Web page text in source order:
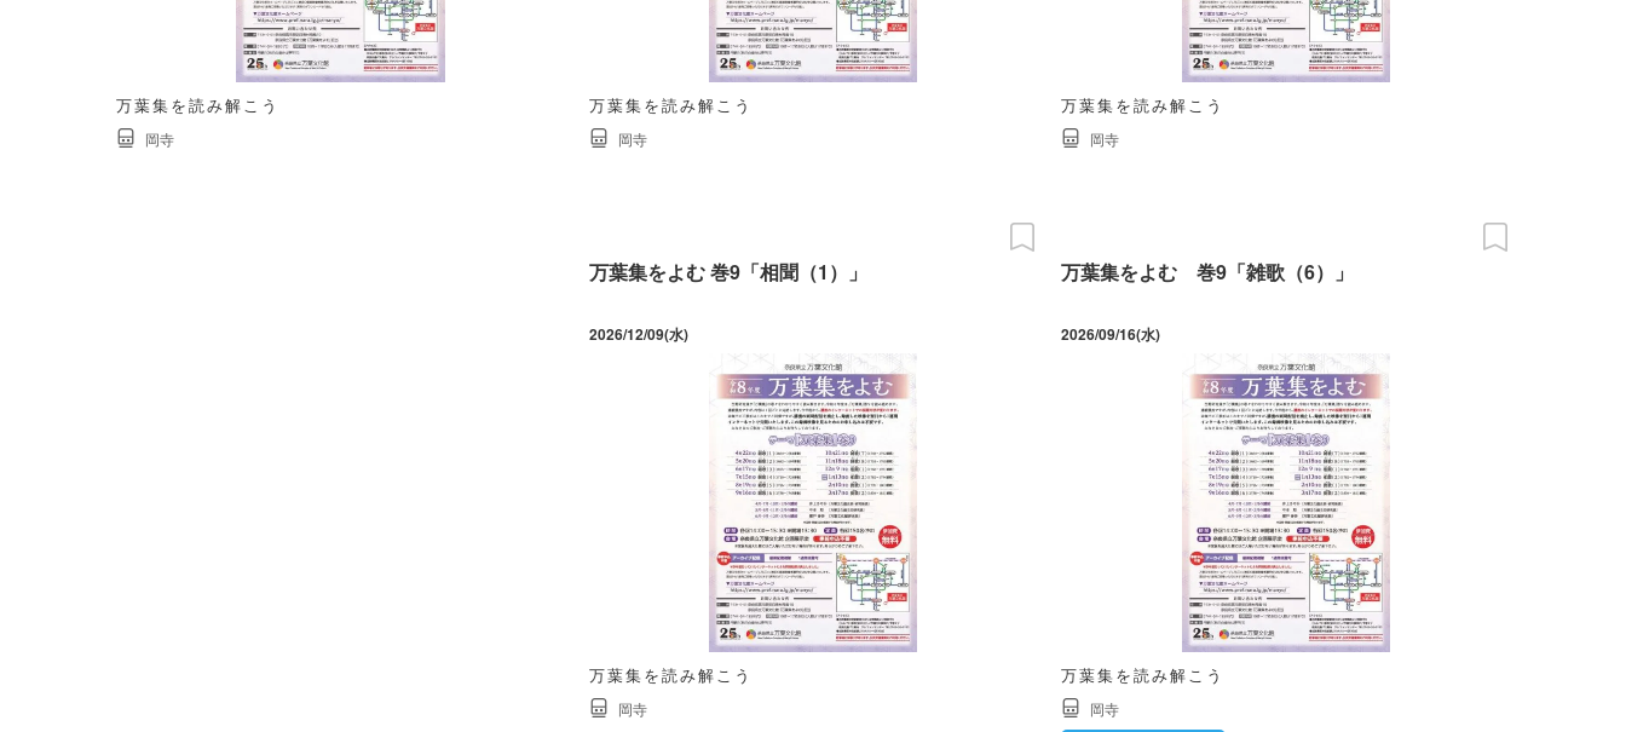
万葉集を読み解こう
岡寺
万葉集を読み解こう
岡寺
万葉集を読み解こう
岡寺
万葉集をよむ 巻9「相聞（1）」
2026/12/09(水)
万葉集を読み解こう
岡寺
万葉集をよむ 巻9「雑歌（6）」
2026/09/16(水)
万葉集を読み解こう
岡寺